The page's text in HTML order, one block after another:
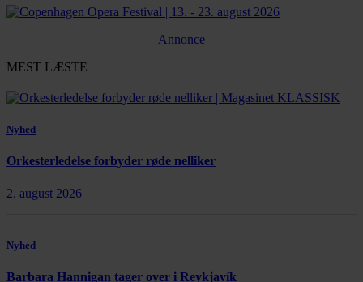
Annonce
MEST LÆSTE
Nyhed
Orkesterledelse forbyder røde nelliker
2. august 2026
Nyhed
Barbara Hannigan tager over i Reykjavík